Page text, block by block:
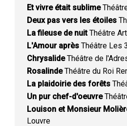
Et vivre était sublime
Deux pas vers les étoiles
La fileuse de nuitThéâtre
L'Amour après Théâtre Les
ChrysalideThéâtre de
RosalindeThéâtre du Roi
La plaidoirie des forêts
Un pur chef-d'oeuvre
Louison et Monsieur
Louvre